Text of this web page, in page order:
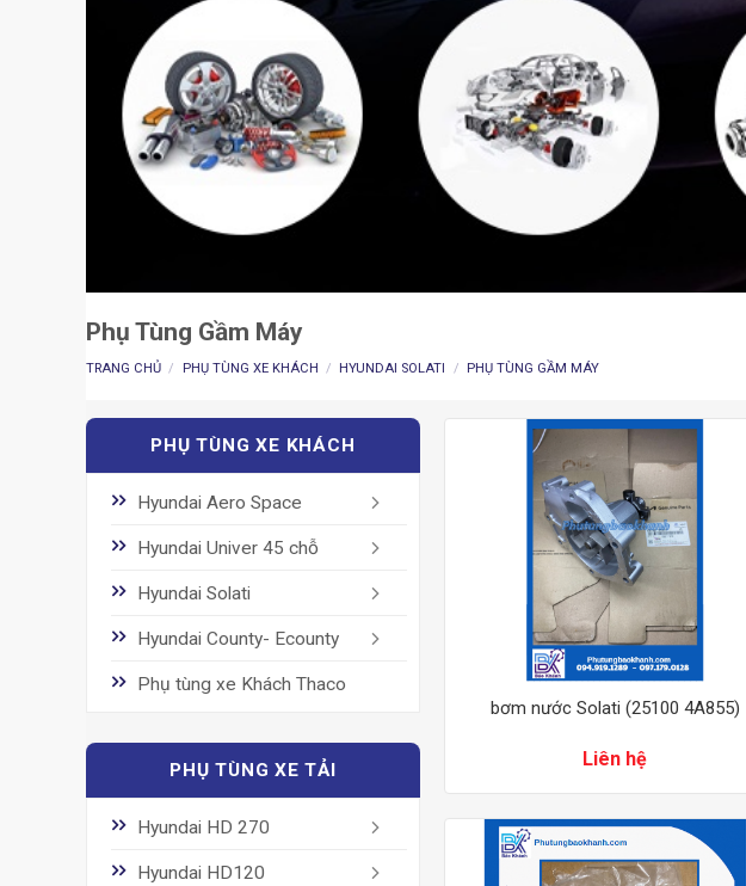
Phụ Tùng Gầm Máy
TRANG CHỦ / PHỤ TÙNG XE KHÁCH / HYUNDAI SOLATI / PHỤ TÙNG GẦM MÁY
PHỤ TÙNG XE KHÁCH
Hyundai Aero Space
Hyundai Univer 45 chỗ
Hyundai Solati
Hyundai County- Ecounty
Phụ tùng xe Khách Thaco
PHỤ TÙNG XE TẢI
Hyundai HD 270
Hyundai HD120
bơm nước Solati (25100 4A855)
Liên hệ